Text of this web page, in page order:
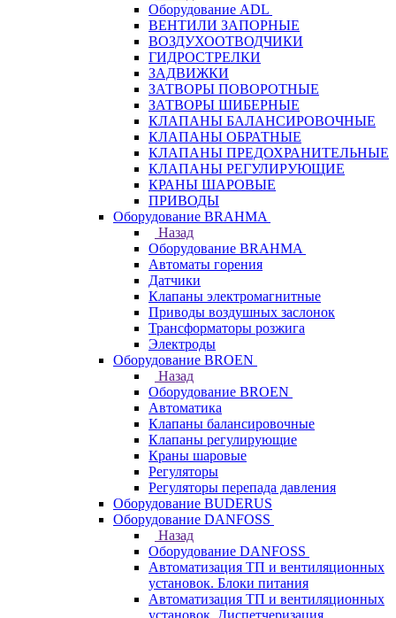
Оборудование ADL
ВЕНТИЛИ ЗАПОРНЫЕ
ВОЗДУХООТВОДЧИКИ
ГИДРОСТРЕЛКИ
ЗАДВИЖКИ
ЗАТВОРЫ ПОВОРОТНЫЕ
ЗАТВОРЫ ШИБЕРНЫЕ
КЛАПАНЫ БАЛАНСИРОВОЧНЫЕ
КЛАПАНЫ ОБРАТНЫЕ
КЛАПАНЫ ПРЕДОХРАНИТЕЛЬНЫЕ
КЛАПАНЫ РЕГУЛИРУЮЩИЕ
КРАНЫ ШАРОВЫЕ
ПРИВОДЫ
Оборудование BRAHMA
Назад
Оборудование BRAHMA
Автоматы горения
Датчики
Клапаны электромагнитные
Приводы воздушных заслонок
Трансформаторы розжига
Электроды
Оборудование BROEN
Назад
Оборудование BROEN
Автоматика
Клапаны балансировочные
Клапаны регулирующие
Краны шаровые
Регуляторы
Регуляторы перепада давления
Оборудование BUDERUS
Оборудование DANFOSS
Назад
Оборудование DANFOSS
Автоматизация ТП и вентиляционных
установок. Блоки питания
Автоматизация ТП и вентиляционных
установок. Диспетчеризация